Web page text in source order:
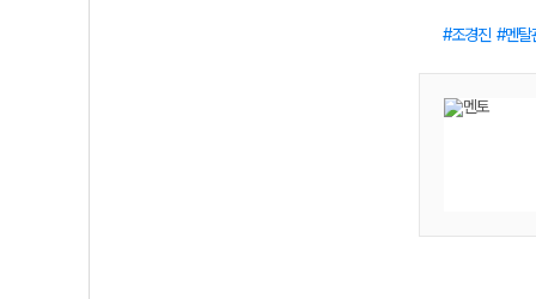
조경진 멘탈